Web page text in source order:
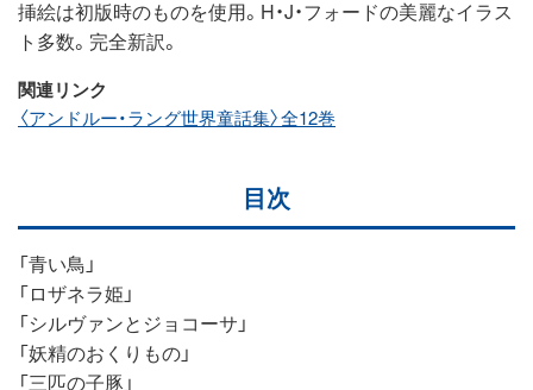
挿絵は初版時のものを使用。H・J・フォードの美麗なイラス
ト多数。完全新訳。
関連リンク
〈アンドルー・ラング世界童話集〉全12巻
目次
「青い鳥」
「ロザネラ姫」
「シルヴァンとジョコーサ」
「妖精のおくりもの」
「三匹の子豚」